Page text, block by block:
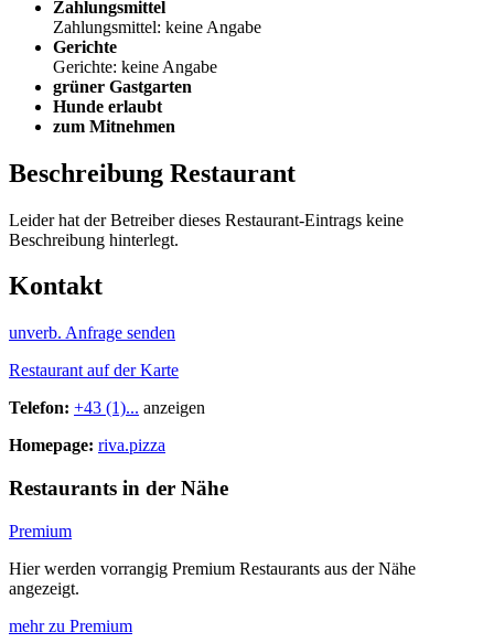
Zahlungsmittel
Zahlungsmittel: keine Angabe
Gerichte
Gerichte: keine Angabe
grüner Gastgarten
Hunde erlaubt
zum Mitnehmen
Beschreibung Restaurant
Leider hat der Betreiber dieses Restaurant-Eintrags keine
Beschreibung hinterlegt.
Kontakt
unverb. Anfrage senden
Restaurant auf der Karte
Telefon: +43 (1)... anzeigen
Homepage: riva.pizza
Restaurants in der Nähe
Premium
Hier werden vorrangig Premium Restaurants aus der Nähe
angezeigt.
mehr zu Premium